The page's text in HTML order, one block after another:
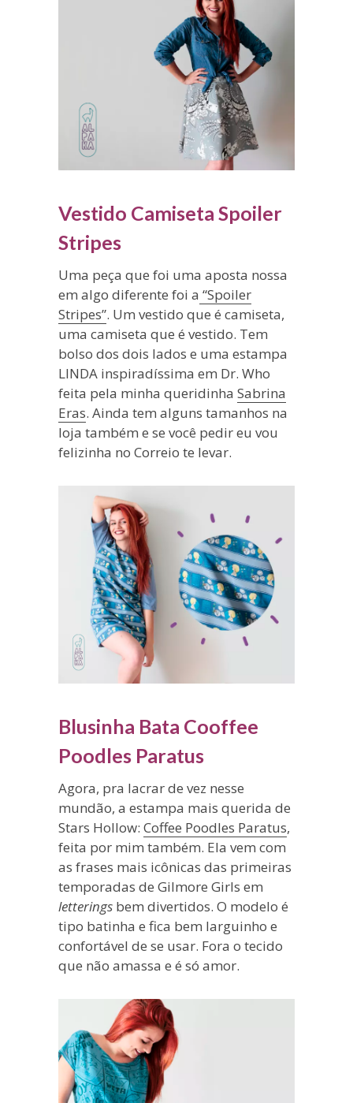
Vestido Camiseta Spoiler
Stripes
Uma peça que foi uma aposta nossa
em algo diferente foi a “Spoiler
Stripes”. Um vestido que é camiseta,
uma camiseta que é vestido. Tem
bolso dos dois lados e uma estampa
LINDA inspiradíssima em Dr. Who
feita pela minha queridinha Sabrina
Eras. Ainda tem alguns tamanhos na
loja também e se você pedir eu vou
felizinha no Correio te levar.
Blusinha Bata Cooffee
Poodles Paratus
Agora, pra lacrar de vez nesse
mundão, a estampa mais querida de
Stars Hollow: Coffee Poodles Paratus,
feita por mim também. Ela vem com
as frases mais icônicas das primeiras
temporadas de Gilmore Girls em
letterings bem divertidos. O modelo é
tipo batinha e fica bem larguinho e
confortável de se usar. Fora o tecido
que não amassa e é só amor.